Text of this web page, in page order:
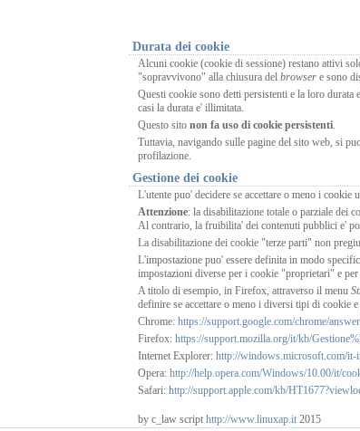
Durata dei cookie
Alcuni cookie (cookie di sessione) restano attivi
"sopravvivono" alla chiusura del browser e sono
Questi cookie sono detti persistenti e la loro durata
casi la durata e' illimitata.
Questo sito non fa uso di cookie persistenti.
Tuttavia, navigando sulle pagine del sito web, si
profilazione.
Gestione dei cookie
L'utente puo' decidere se accettare o meno i
Attenzione: la disabilitazione totale o parziale dei
Al contrario, la fruibilita' dei contenuti pubblici e'
La disabilitazione dei cookie "terze parti" non
L'impostazione puo' essere definita in modo
impostazioni diverse per i cookie "proprietari" e
A titolo di esempio, in Firefox, attraverso il menu
definire se accettare o meno i diversi tipi di cookie
Chrome: https://support.google.com/chrome/
Firefox: https://support.mozilla.org/it/kb/
Internet Explorer: http://windows.microsoft.com/it-
Opera: http://help.opera.com/Windows/10.00/it/
Safari: http://support.apple.com/kb/
by c_law script http://www.linuxap.it 2015